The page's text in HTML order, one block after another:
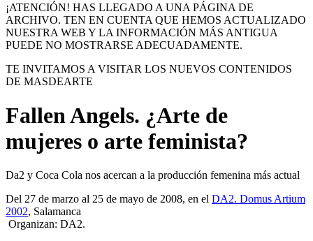
¡ATENCIÓN! HAS LLEGADO A UNA PÁGINA DE
ARCHIVO. TEN EN CUENTA QUE HEMOS ACTUALIZADO
NUESTRA WEB Y LA INFORMACIÓN MÁS ANTIGUA
PUEDE NO MOSTRARSE ADECUADAMENTE.
TE INVITAMOS A VISITAR LOS NUEVOS CONTENIDOS
DE MASDEARTE
Fallen Angels. ¿Arte de
mujeres o arte feminista?
Da2 y Coca Cola nos acercan a la producción femenina más actual
Del 27 de marzo al 25 de mayo de 2008, en el DA2. Domus Artium
2002, Salamanca
Organizan: DA2.